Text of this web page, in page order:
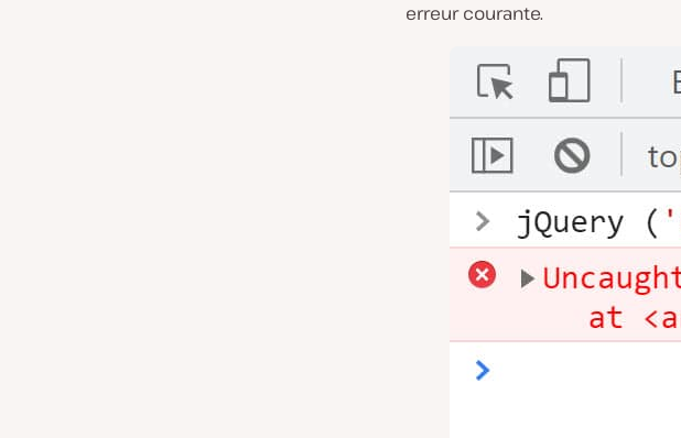
erreur courante.